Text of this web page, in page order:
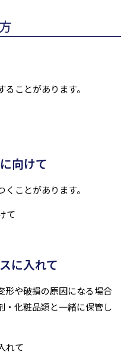
ことがあります。
向けて
ことがあります。
に入れて
形や破損の原因になる場合
・化粧品類と一緒に保管し